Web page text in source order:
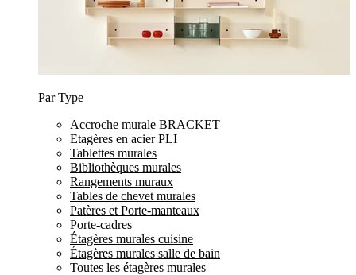
Par Type
Accroche murale BRACKET
Etagères en acier PLI
Tablettes murales
Bibliothèques murales
Rangements muraux
Tables de chevet murales
Patères et Porte-manteaux
Porte-cadres
Étagères murales cuisine
Étagères murales salle de bain
Toutes les étagères murales